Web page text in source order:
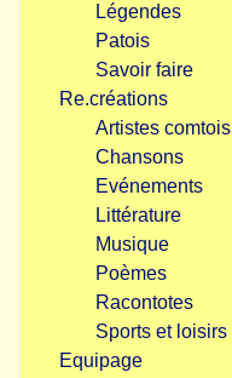
Légendes
Patois
Savoir faire
Re.créations
Artistes comtois
Chansons
Evénements
Littérature
Musique
Poèmes
Racontotes
Sports et loisirs
Equipage